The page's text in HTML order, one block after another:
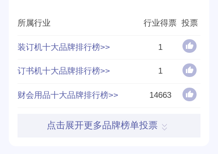
2020年胡润中国
2021年胡润中国
2022年胡润中国
所属行业 行业得票 投票
装订机十大品牌排行榜>> 1
订书机十大品牌排行榜>> 1
财会用品十大品牌排行榜>> 14663
点击展开更多品牌榜单投票